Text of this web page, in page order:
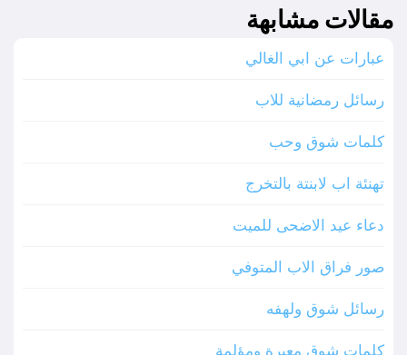
مقالات مشابهة
عبارات عن ابي الغالي
رسائل رمضانية للاب
كلمات شوق وحب
تهنئة اب لابنتة بالتخرج
دعاء عيد الاضحى للميت
صور فراق الاب المتوفي
رسائل شوق ولهفه
كلمات شوق معبرة ومؤلمة